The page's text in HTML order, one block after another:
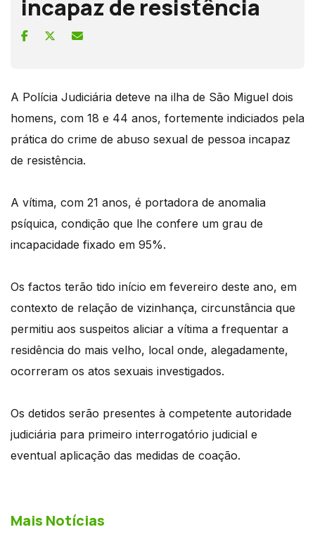
incapaz de resistência
A Polícia Judiciária deteve na ilha de São Miguel dois
homens, com 18 e 44 anos, fortemente indiciados pela
prática do crime de abuso sexual de pessoa incapaz
de resistência.
A vítima, com 21 anos, é portadora de anomalia
psíquica, condição que lhe confere um grau de
incapacidade fixado em 95%.
Os factos terão tido início em fevereiro deste ano, em
contexto de relação de vizinhança, circunstância que
permitiu aos suspeitos aliciar a vítima a frequentar a
residência do mais velho, local onde, alegadamente,
ocorreram os atos sexuais investigados.
Os detidos serão presentes à competente autoridade
judiciária para primeiro interrogatório judicial e
eventual aplicação das medidas de coação.
Mais Notícias